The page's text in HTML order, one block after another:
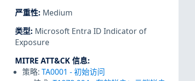
严重性: Medium
类型: Microsoft Entra ID Indicator of
Exposure
MITRE ATT&CK 信息:
策略:TA0001 -初始访问